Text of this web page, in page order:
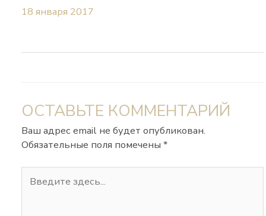
18 января 2017
ОСТАВЬТЕ КОММЕНТАРИЙ
Ваш адрес email не будет опубликован.
Обязательные поля помечены*